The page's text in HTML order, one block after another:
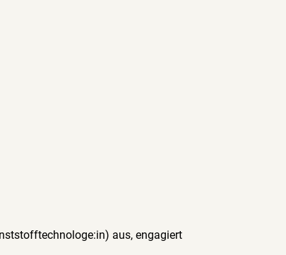
aus, engagiert